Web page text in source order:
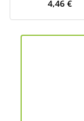
4,46 €